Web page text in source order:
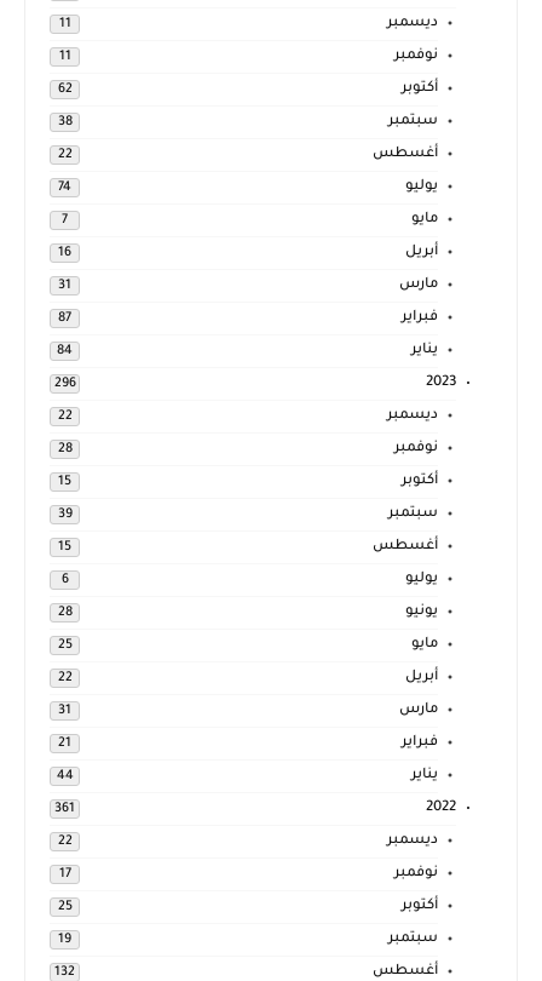
ديسمبر 11
نوفمبر 11
أكتوبر 62
سبتمبر 38
أغسطس 22
يوليو 74
مايو 7
أبريل 16
مارس 31
فبراير 87
يناير 84
2023
296
ديسمبر 22
نوفمبر 28
أكتوبر 15
سبتمبر 39
أغسطس 15
يوليو 6
يونيو 28
مايو 25
أبريل 22
مارس 31
فبراير 21
يناير 44
2022
361
ديسمبر 22
نوفمبر 17
أكتوبر 25
سبتمبر 19
أغسطس 132